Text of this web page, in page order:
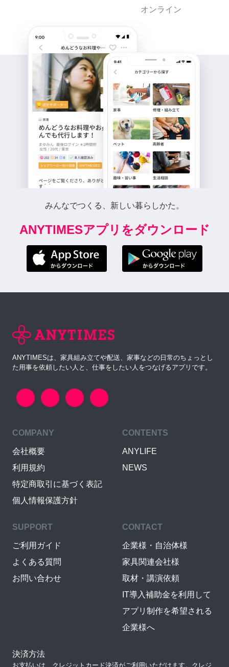
オンライン
みんなでつくる、新しい暮らしかた。
ANYTIMESアプリをダウンロード
ANYTIMESは、家具組み立てや配送、家事などの日常のちょっとし
た用事を依頼したい人と、仕事をしたい人をつなげるアプリです。
COMPANY
会社概要
利用規約
特定商取引に基づく表記
個人情報保護方針
CONTENTS
ANYLIFE
NEWS
SUPPORT
ご利用ガイド
よくある質問
お問い合わせ
CONTACT
企業様・自治体様
家具関連会社様
取材・講演依頼
IT導入補助金を利用して
アプリ制作を希望される
企業様へ
決済方法
お支払いは、クレジットカード決済がご利用いただけます。クレジ